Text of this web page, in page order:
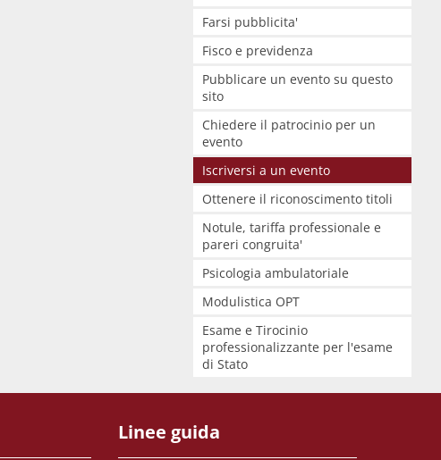
Farsi pubblicita'
Fisco e previdenza
Pubblicare un evento su questo
sito
Chiedere il patrocinio per un
evento
Iscriversi a un evento
Ottenere il riconoscimento titoli
Notule, tariffa professionale e
pareri congruita'
Psicologia ambulatoriale
Modulistica OPT
Esame e Tirocinio
professionalizzante per l'esame
di Stato
Linee guida